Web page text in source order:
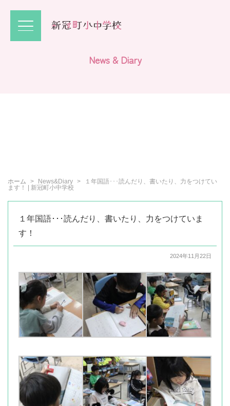
News & Diary
ホーム News&Diary
１年国語･･･読んだり、書いたり、力をつけてい
ます！ | 新冠町小中学校
１年国語･･･読んだり、書いたり、力をつけていま
す！
2024年11月22日